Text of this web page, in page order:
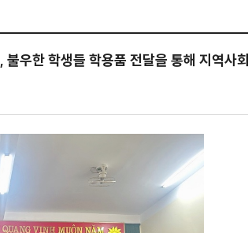
우한 학생들 학용품 전달을 통해 지역사